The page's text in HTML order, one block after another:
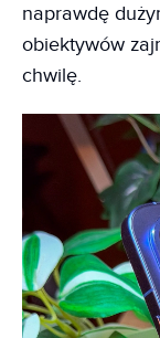
naprawdę
obiektywów
chwilę.